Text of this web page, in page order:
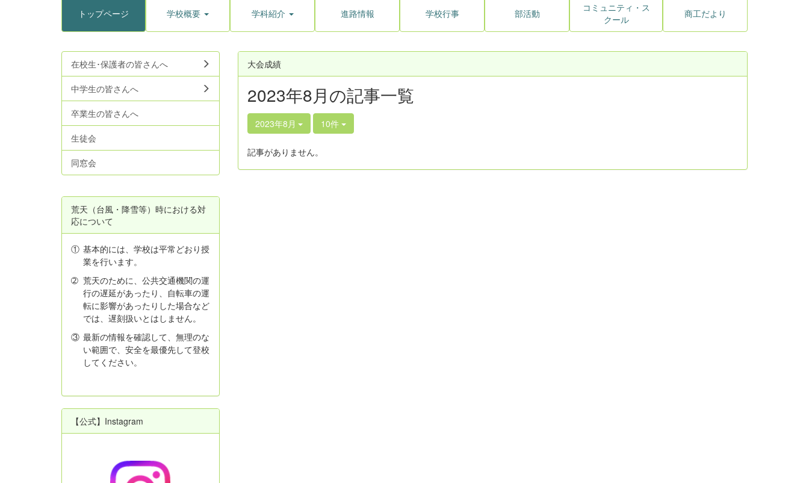
トップページ 学校概要 学科紹介 進路情報 学校行事 部活動
コミュニティ・ス
クール
商工だより
大会成績
2023年8月の記事一覧
2023年8月 10件
記事がありません。
在校生･保護者の皆さんへ
中学生の皆さんへ
卒業生の皆さんへ
生徒会
同窓会
荒天（台風・降雪等）時における対
応について
① 基本的には、学校は平常どおり授
業を行います。
➁ 荒天のために、公共交通機関の運
行の遅延があったり、自転車の運
転に影響があったりした場合など
では、遅刻扱いとはしません。
③ 最新の情報を確認して、無理のな
い範囲で、安全を最優先して登校
してください。
【公式】Instagram